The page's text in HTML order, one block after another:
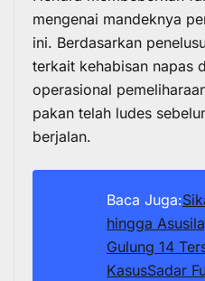
mengenai mandeknya
ini. Berdasarkan
terkait kehabisan napas
operasional
pakan telah ludes
berjalan.
Baca Juga:
hingga
Gulung 14
KasusSadar